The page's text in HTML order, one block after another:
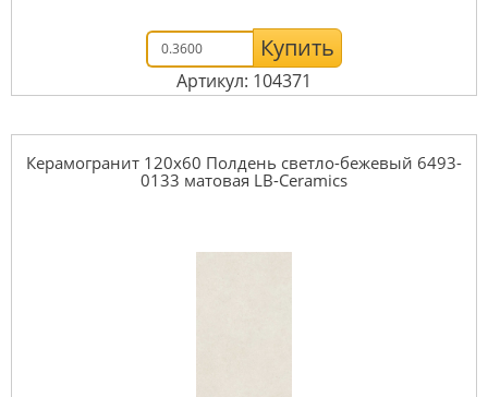
Купить
Артикул: 104371
Керамогранит 120x60 Полдень светло-бежевый 6493-
0133 матовая LB-Ceramics